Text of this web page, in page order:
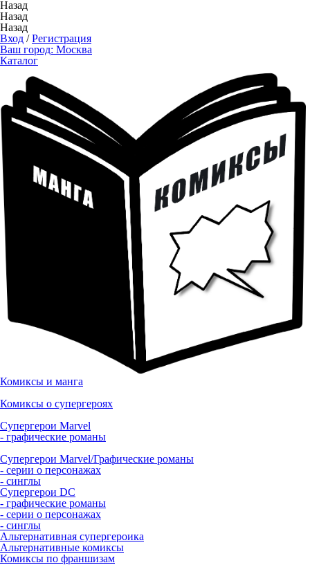
Назад
Назад
Назад
Вход /Регистрация
Ваш город: Москва
Каталог
Комиксы и манга
Комиксы о супергероях
Супергерои Marvel
- графические романы
Супергерои Marvel/Графические романы
- серии о персонажах
- синглы
Супергерои DC
- графические романы
- серии о персонажах
- синглы
Альтернативная супергероика
Альтернативные комиксы
Комиксы по франшизам